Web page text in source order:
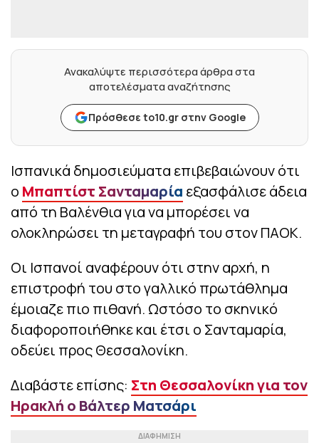
Ανακαλύψτε περισσότερα άρθρα στα
αποτελέσματα αναζήτησης
Πρόσθεσε to10.gr στην Google
Ισπανικά δημοσιεύματα επιβεβαιώνουν ότι
ο Μπαπτίστ Σανταμαρία εξασφάλισε άδεια
από τη Βαλένθια για να μπορέσει να
ολοκληρώσει τη μεταγραφή του στον ΠΑΟΚ.
Οι Ισπανοί αναφέρουν ότι στην αρχή, η
επιστροφή του στο γαλλικό πρωτάθλημα
έμοιαζε πιο πιθανή. Ωστόσο το σκηνικό
διαφοροποιήθηκε και έτσι ο Σανταμαρία,
οδεύει προς Θεσσαλονίκη.
Διαβάστε επίσης: Στη Θεσσαλονίκη για τον
Ηρακλή ο Βάλτερ Ματσάρι